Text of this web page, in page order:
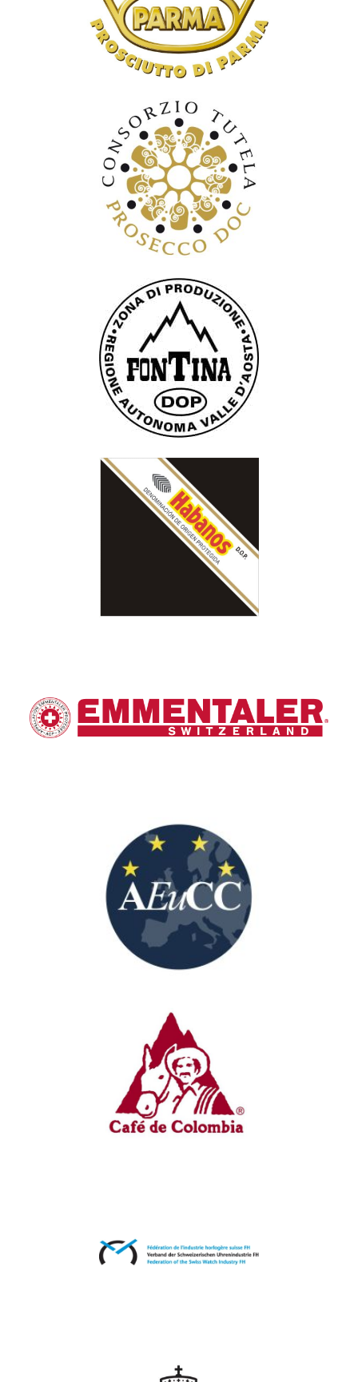
Consorzio di tutela Prosecco DOC
Consorzio Produttori e Tutela della DOP
Corporación Habanos SA
Emmentaler Switzerland
European Grouping of Territorial
Cooperation “Cities of Ceramics”
Federación Nacional Cafeteros de
Colombia (FNC)
Fédération de l’industrie horlogère
suisse(FH)